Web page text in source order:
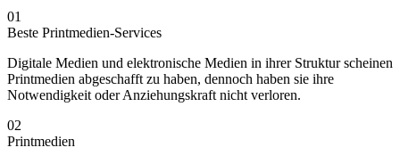
01
Beste Printmedien-Services
Digitale Medien und elektronische Medien in ihrer Struktur scheinen
Printmedien abgeschafft zu haben, dennoch haben sie ihre
Notwendigkeit oder Anziehungskraft nicht verloren.
02
Printmedien